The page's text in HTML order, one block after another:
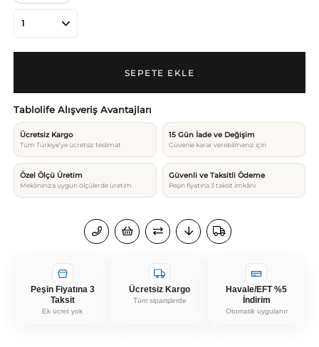
Tablolife Alışveriş Avantajları
Ücretsiz Kargo
Tüm Türkiye’ye ücretsiz teslimat
15 Gün İade ve Değişim
Güvenle karar verebilmeniz için
Özel Ölçü Üretim
Mekânınıza uygun ölçülerde üretim
Güvenli ve Taksitli Ödeme
Peşin fiyatına 3 taksit imkânı
Peşin Fiyatına 3
Taksit
Ek ücret yok
Ücretsiz Kargo
Tüm siparişlerde
Havale/EFT %5
İndirim
Otomatik uygulanır